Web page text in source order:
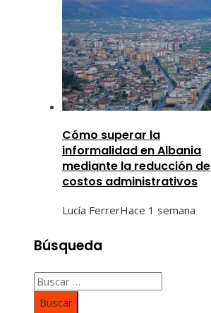
Cómo superar la
informalidad en Albania
mediante la reducción de
costos administrativos
Lucía FerrerHace 1 semana
Búsqueda
Buscar: